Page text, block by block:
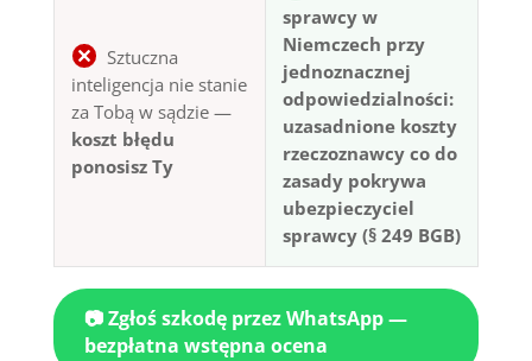
Sztuczna
inteligencja nie stanie
za Tobą w sądzie —
koszt błędu
ponosisz Ty
sprawcy w
Niemczech przy
jednoznacznej
odpowiedzialności:
uzasadnione koszty
rzeczoznawcy co do
zasady pokrywa
ubezpieczyciel
sprawcy (§ 249 BGB)
📷 Zgłoś szkodę przez WhatsApp —
bezpłatna wstępna ocena